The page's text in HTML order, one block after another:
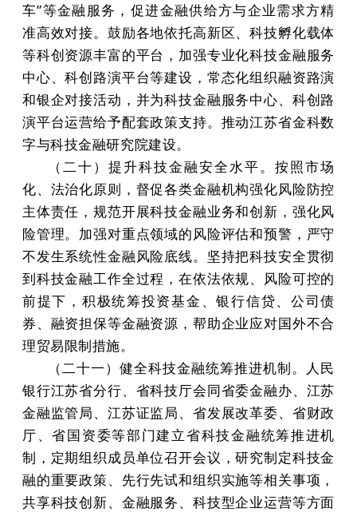
车”等金融服务，促进金融供给方与企业需求方精
准高效对接。鼓励各地依托高新区、科技孵化载体
等科创资源丰富的平台，加强专业化科技金融服务
中心、科创路演平台等建设，常态化组织融资路演
和银企对接活动，并为科技金融服务中心、科创路
演平台运营给予配套政策支持。推动江苏省金科数
字与科技金融研究院建设。
（二十）提升科技金融安全水平。按照市场
化、法治化原则，督促各类金融机构强化风险防控
主体责任，规范开展科技金融业务和创新，强化风
险管理。加强对重点领域的风险评估和预警，严守
不发生系统性金融风险底线。坚持把科技安全贯彻
到科技金融工作全过程，在依法依规、风险可控的
前提下，积极统筹投资基金、银行信贷、公司债
券、融资担保等金融资源，帮助企业应对国外不合
理贸易限制措施。
（二十一）健全科技金融统筹推进机制。人民
银行江苏省分行、省科技厅会同省委金融办、江苏
金融监管局、江苏证监局、省发展改革委、省财政
厅、省国资委等部门建立省科技金融统筹推进机
制，定期组织成员单位召开会议，研究制定科技金
融的重要政策、先行先试和组织实施等相关事项，
共享科技创新、金融服务、科技型企业运营等方面